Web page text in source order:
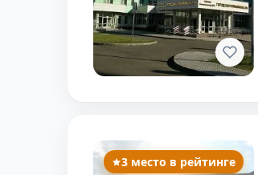
3 место в рейтинге